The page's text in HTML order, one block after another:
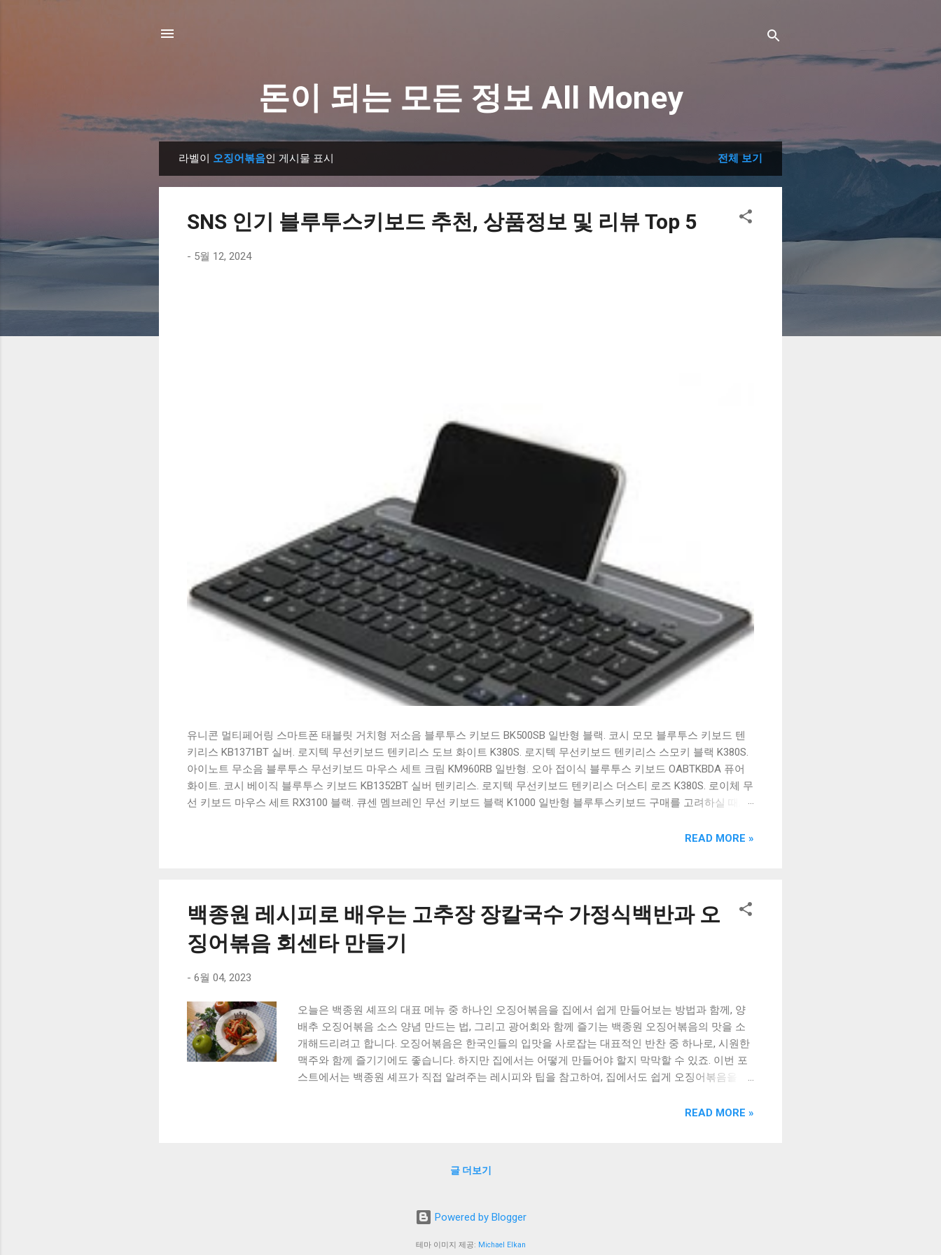
돈이 되는 모든 정보 All Money
라벨이 오징어볶음인 게시물 표시 전체 보기
SNS 인기 블루투스키보드 추천, 상품정보 및 리뷰 Top 5
- 5월 12, 2024
유니콘 멀티페어링 스마트폰 태블릿 거치형 저소음 블루투스 키보드 BK500SB 일반형 블랙. 코시 모모 블루투스 키보드 텐
키리스 KB1371BT 실버. 로지텍 무선키보드 텐키리스 도브 화이트 K380S. 로지텍 무선키보드 텐키리스 스모키 블랙 K380S.
아이노트 무소음 블루투스 무선키보드 마우스 세트 크림 KM960RB 일반형. 오아 접이식 블루투스 키보드 OABTKBDA 퓨어
화이트. 코시 베이직 블루투스 키보드 KB1352BT 실버 텐키리스. 로지텍 무선키보드 텐키리스 더스티 로즈 K380S. 로이체 무
선 키보드 마우스 세트 RX3100 블랙. 큐센 멤브레인 무선 키보드 블랙 K1000 일반형 블루투스키보드 구매를 고려하실 때, 추
상품 하나를 사더라도 종류도 많고, 가격도 다양해서 결정이 많이 어려우시죠? 특히 블루투스키보드 같은 상품을 고를 때는
READ MORE »
백종원 레시피로 배우는 고추장 장칼국수 가정식백반과 오
징어볶음 회센타 만들기
- 6월 04, 2023
오늘은 백종원 셰프의 대표 메뉴 중 하나인 오징어볶음을 집에서 쉽게 만들어보는 방법과 함께, 양
배추 오징어볶음 소스 양념 만드는 법, 그리고 광어회와 함께 즐기는 백종원 오징어볶음의 맛을 소
개해드리려고 합니다. 오징어볶음은 한국인들의 입맛을 사로잡는 대표적인 반찬 중 하나로, 시원한
맥주와 함께 즐기기에도 좋습니다. 하지만 집에서는 어떻게 만들어야 할지 막막할 수 있죠. 이번 포
스트에서는 백종원 셰프가 직접 알려주는 레시피와 팁을 참고하여, 집에서도 쉽게 오징어볶음을 만
어볶음의 맛을 느껴보세요. 이번 포스트를 통해, 집에서도 맛있는 오징어볶음을 즐길 수 있게 될 것
수 있는 요리 중 하나입니다. 이 요리는 오징어를 먹기 좋은 크기로 잘라 마늘, 양파, 고추와 함께 볶
한 후 적당한 크기로 잘라줍니다. 마늘, 양파, 고추도 적당한 크기로 잘라놓습니다. 팬에 기름을 두르
고 먼저 마늘, 양파, 고추를 볶아내고, 그 다음에 오징어를 넣어줍니다. 오징어가 익으면 간장, 설탕,
고추장, 청주 등을 넣어서 간을 맞춰줍니다. 이때 오징어를 먼저 볶아내고 간장, 설탕, 고추장 등을
READ MORE »
글 더보기
Powered by Blogger
테마 이미지 제공: Michael Elkan